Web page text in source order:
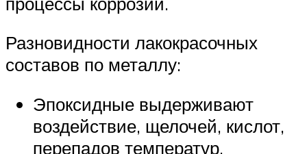
Разновидности лакокрасочных
составов по металлу:
Эпоксидные выдерживают
воздействие, щелочей, кислот,
перепадов температур.